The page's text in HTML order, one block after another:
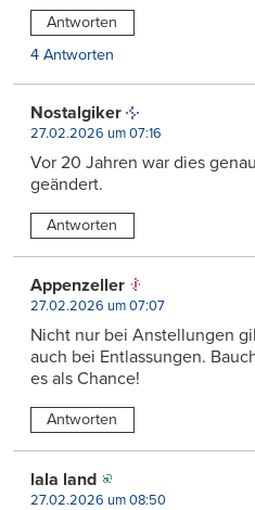
Antworten
4 Antworten
Nostalgiker
27.02.2026 um 07:16
Vor 20 Jahren war dies
geändert.
Antworten
Appenzeller
27.02.2026 um 07:07
Nicht nur bei Anstellungen
auch bei Entlassungen.
es als Chance!
Antworten
lala land
27.02.2026 um 08:50